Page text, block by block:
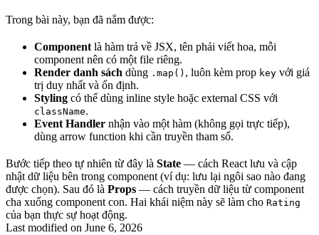
Trong bài này, bạn đã nắm được:
Component là hàm trả về JSX, tên phải viết hoa, mỗi
component nên có một file riêng.
Render danh sách dùng .map() , luôn kèm prop key với giá
trị duy nhất và ổn định.
Styling có thể dùng inline style hoặc external CSS với
className.
Event Handler nhận vào một hàm (không gọi trực tiếp),
dùng arrow function khi cần truyền tham số.
Bước tiếp theo tự nhiên từ đây là State — cách React lưu và cập
nhật dữ liệu bên trong component (ví dụ: lưu lại ngôi sao nào đang
được chọn). Sau đó là Props — cách truyền dữ liệu từ component
cha xuống component con. Hai khái niệm này sẽ làm cho Rating
của bạn thực sự hoạt động.
Last modified on June 6, 2026